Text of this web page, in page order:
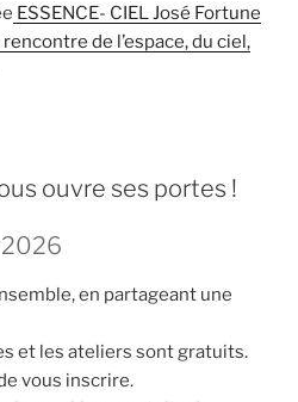
ESSENCE- CIEL José Fortune
de l’espace, du ciel,
ouvre ses portes !
en partageant une
et les ateliers sont gratuits.
vous inscrire.